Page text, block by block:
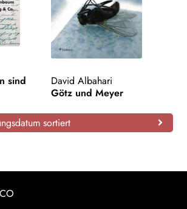
sind
David Albahari
Götz und Meyer
sortiert